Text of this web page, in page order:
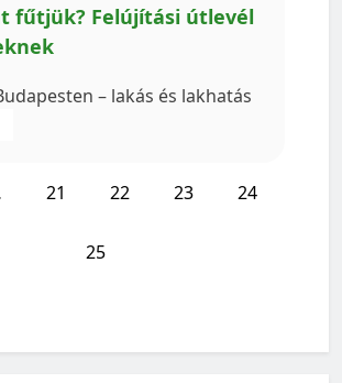
fűtjük? Felújítási útlevél
– lakás és lakhatás
21 22 23 24
25